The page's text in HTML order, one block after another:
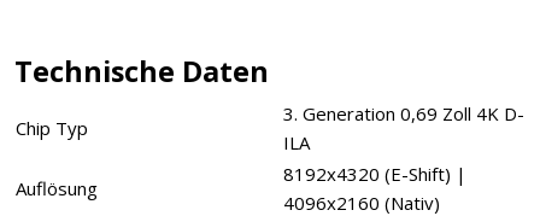
Technische Daten
Chip Typ
3. Generation 0,69 Zoll 4K D-
ILA
Auflösung
8192x4320 (E-Shift) |
4096x2160 (Nativ)